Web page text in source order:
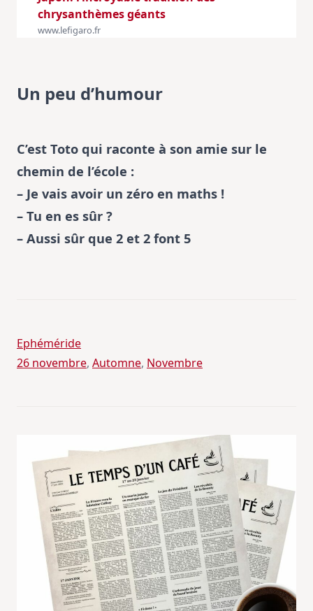
chrysanthèmes géants
www.lefigaro.fr
Un peu d’humour
C’est Toto qui raconte à son amie sur le
chemin de l’école :
– Je vais avoir un zéro en maths !
– Tu en es sûr ?
– Aussi sûr que 2 et 2 font 5
Ephéméride
26 novembre, Automne, Novembre